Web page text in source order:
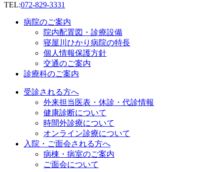
TEL:072-829-3331
病院のご案内
院内配置図・診療設備
寝屋川ひかり病院の特長
個人情報保護方針
交通のご案内
診療科のご案内
受診される方へ
外来担当医表・休診・代診情報
健康診断について
時間外診療について
オンライン診療について
入院・ご面会される方へ
病棟・病室のご案内
ご面会について